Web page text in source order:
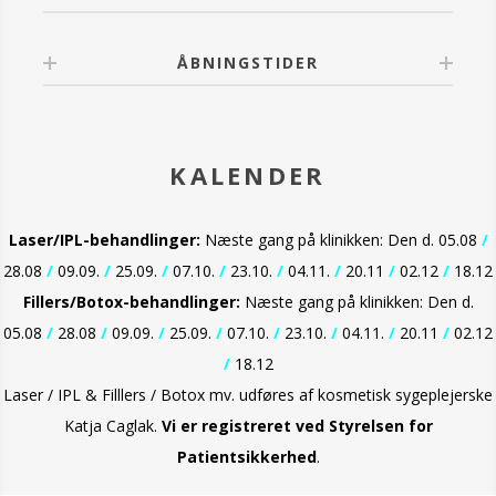
ÅBNINGSTIDER
KALENDER
Laser/IPL-behandlinger: Næste gang på klinikken: Den d. 05.08 /
28.08 / 09.09. / 25.09. / 07.10. / 23.10. / 04.11. / 20.11 / 02.12 / 18.12
Fillers/Botox-behandlinger: Næste gang på klinikken: Den d.
05.08 / 28.08 / 09.09. / 25.09. / 07.10. / 23.10. / 04.11. / 20.11 / 02.12
/18.12
Laser / IPL & Filllers / Botox mv. udføres af kosmetisk sygeplejerske
Katja Caglak. Vi er registreret ved Styrelsen for
Patientsikkerhed.